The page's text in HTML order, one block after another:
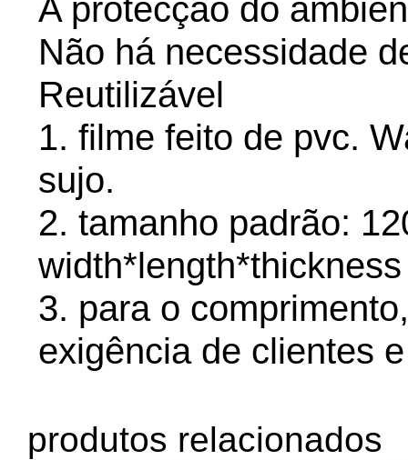
A protecção do
Não há necessidade
Reutilizável
1. filme feito de pvc.
sujo.
2. tamanho padrão:
3. para o
exigência de clientes
produtos relacionados